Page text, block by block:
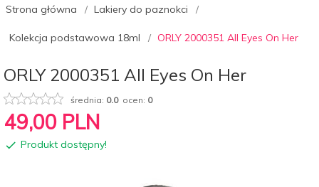
Strona główna Lakiery do paznokci
Kolekcja podstawowa 18ml ORLY 2000351 All Eyes On Her
ORLY 2000351 All Eyes On Her
średnia: 0.0ocen: 0
49,00 PLN
Produkt dostępny!